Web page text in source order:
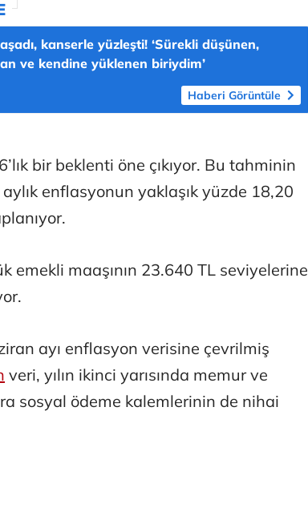
kanserle yüzleşti! ‘Sürekli düşünen,
ve kendine yüklenen biriydim’
Haberi Görüntüle
bir beklenti öne çıkıyor. Bu tahminin
enflasyonun yaklaşık yüzde 18,20
emekli maaşının 23.640 TL seviyelerine
ayı enflasyon verisine çevrilmiş
veri, yılın ikinci yarısında memur ve
sosyal ödeme kalemlerinin de nihai